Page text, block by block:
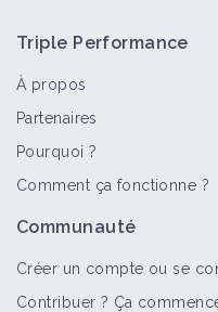
Triple Performance
À propos
Partenaires
Pourquoi ?
Comment ça fonctionne ?
Communauté
Créer un compte ou se
Contribuer ? Ça